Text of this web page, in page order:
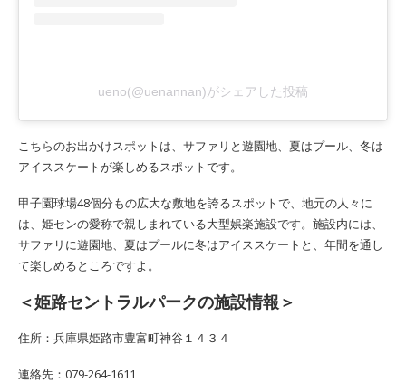
ueno(@uenannan)がシェアした投稿
こちらのお出かけスポットは、サファリと遊園地、夏はプール、冬は
アイススケートが楽しめるスポットです。
甲子園球場48個分もの広大な敷地を誇るスポットで、地元の人々に
は、姫センの愛称で親しまれている大型娯楽施設です。施設内には、
サファリに遊園地、夏はプールに冬はアイススケートと、年間を通し
て楽しめるところですよ。
＜姫路セントラルパークの施設情報＞
住所：兵庫県姫路市豊富町神谷１４３４
連絡先：079-264-1611